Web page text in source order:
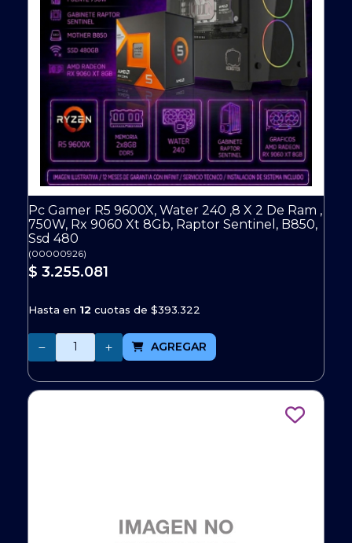
Pc Gamer R5 9600X, Water 240 ,8 X 2 De Ram ,
750W, Rx 9060 Xt 8Gb, Raptor Sentinel, B850,
Ssd 480
(00000926)
$ 3.255.081
Hasta en 12 cuotas de $393.322
AGREGAR